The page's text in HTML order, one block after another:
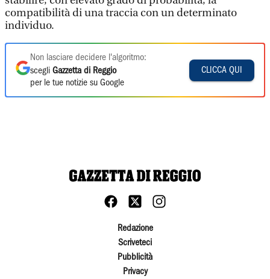
compatibilità di una traccia con un determinato
individuo.
Non lasciare decidere l'algoritmo:
scegli Gazzetta di Reggio
per le tue notizie su Google
CLICCA QUI
Redazione
Scriveteci
Pubblicità
Privacy